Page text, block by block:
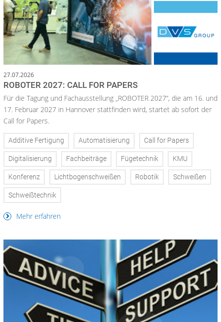
27.07.2026
ROBOTER 2027: CALL FOR PAPERS
Für die Tagung und Fachausstellung „ROBOTER 2027“, die am 16. und
17. Februar 2027 in Hannover stattfinden wird, startet ab sofort der
Call for Papers.
Additive Fertigung Automatisierung Call for Papers
Digitalisierung Fachbeiträge Fügetechnik KMU
Konferenz Lichtbogenschweißen Robotik Schweißen
Schweißtechnik
Mehr erfahren